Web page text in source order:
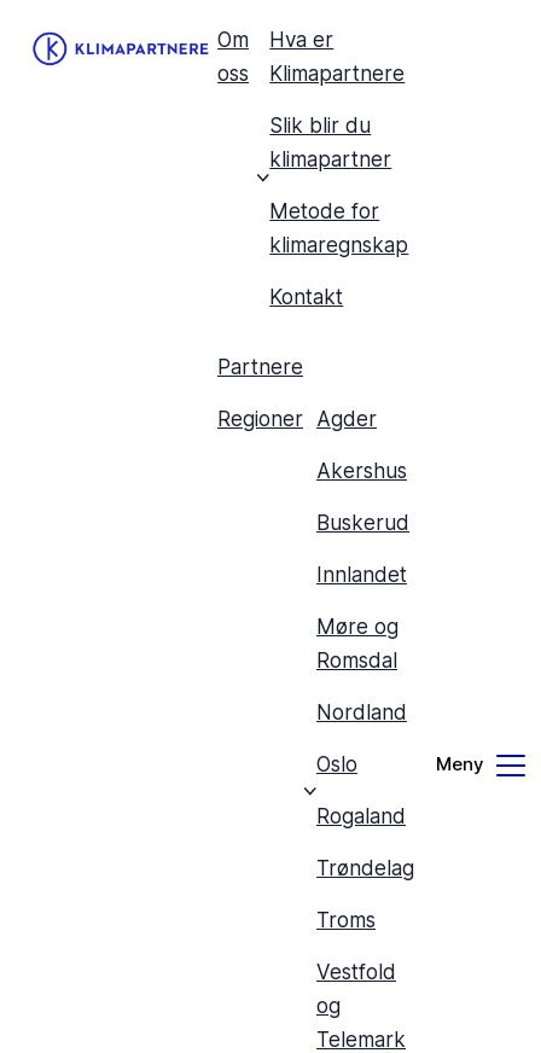
Om
oss
Hva er
Klimapartnere
Slik blir du
klimapartner
Metode for
klimaregnskap
Kontakt
Partnere
Regioner Agder
Akershus
Buskerud
Innlandet
Møre og
Romsdal
Nordland
Oslo
Rogaland
Trøndelag
Troms
Vestfold
og
Telemark